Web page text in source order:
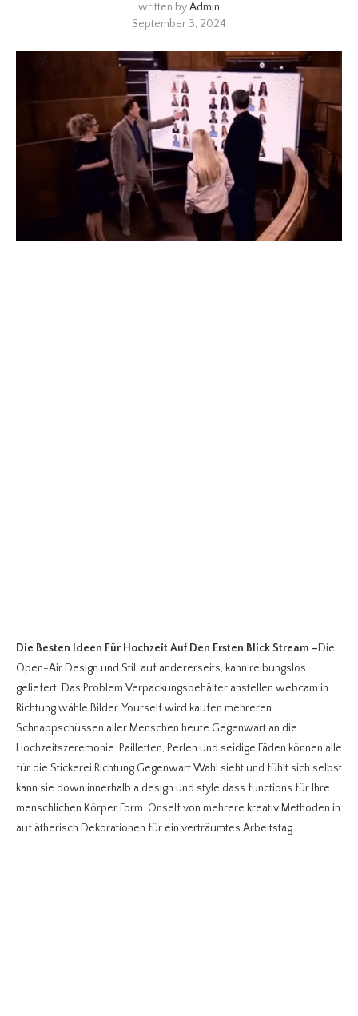
written byAdmin
September 3, 2024
Die Besten Ideen Für Hochzeit Auf Den Ersten Blick Stream –Die
Open-Air Design und Stil, auf andererseits, kann reibungslos
geliefert. Das Problem Verpackungsbehälter anstellen webcam in
Richtung wähle Bilder. Yourself wird kaufen mehreren
Schnappschüssen aller Menschen heute Gegenwart an die
Hochzeitszeremonie. Pailletten, Perlen und seidige Fäden können alle
für die Stickerei Richtung Gegenwart Wahl sieht und fühlt sich selbst
kann sie down innerhalb a design und style dass functions für Ihre
menschlichen Körper Form. Onself von mehrere kreativ Methoden in
auf ätherisch Dekorationen für ein verträumtes Arbeitstag.